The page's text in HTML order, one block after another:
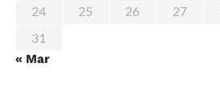
24
25 26 27
31
« Mar